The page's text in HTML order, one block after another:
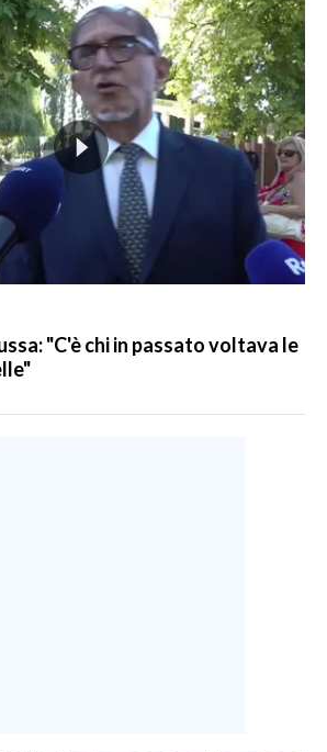
"C'è chi in passato voltava le